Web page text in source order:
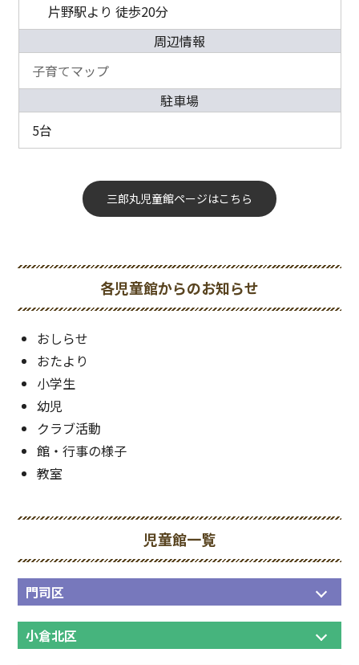
片野駅より 徒歩20分
周辺情報
子育てマップ
駐車場
5台
三郎丸児童館ページはこちら
各児童館からのお知らせ
おしらせ
おたより
小学生
幼児
クラブ活動
館・行事の様子
教室
児童館一覧
門司区
小倉北区